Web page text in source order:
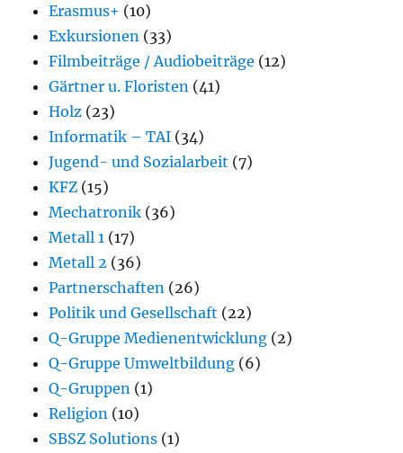
Erasmus+ (10)
Exkursionen (33)
Filmbeiträge / Audiobeiträge (12)
Gärtner u. Floristen (41)
Holz (23)
Informatik – TAI (34)
Jugend- und Sozialarbeit (7)
KFZ (15)
Mechatronik (36)
Metall 1 (17)
Metall 2 (36)
Partnerschaften (26)
Politik und Gesellschaft (22)
Q-Gruppe Medienentwicklung (2)
Q-Gruppe Umweltbildung (6)
Q-Gruppen (1)
Religion (10)
SBSZ Solutions (1)